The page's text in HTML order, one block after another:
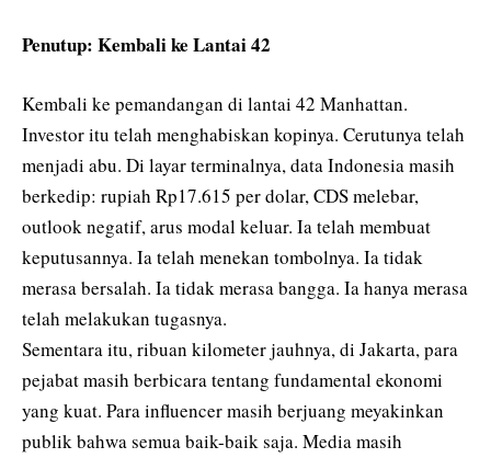
Penutup: Kembali ke Lantai 42
Kembali ke pemandangan di lantai 42 Manhattan.
Investor itu telah menghabiskan kopinya. Cerutunya telah
menjadi abu. Di layar terminalnya, data Indonesia masih
berkedip: rupiah Rp17.615 per dolar, CDS melebar,
outlook negatif, arus modal keluar. Ia telah membuat
keputusannya. Ia telah menekan tombolnya. Ia tidak
merasa bersalah. Ia tidak merasa bangga. Ia hanya merasa
telah melakukan tugasnya.
Sementara itu, ribuan kilometer jauhnya, di Jakarta, para
pejabat masih berbicara tentang fundamental ekonomi
yang kuat. Para influencer masih berjuang meyakinkan
publik bahwa semua baik-baik saja. Media masih